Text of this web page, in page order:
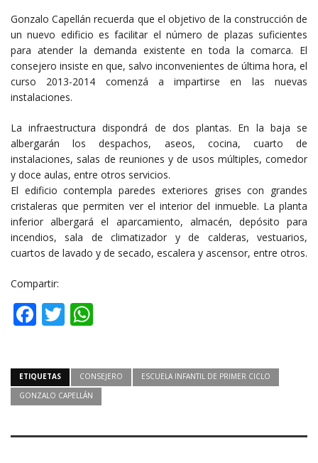
Gonzalo Capellán recuerda que el objetivo de la construcción de
un nuevo edificio es facilitar el número de plazas suficientes
para atender la demanda existente en toda la comarca. El
consejero insiste en que, salvo inconvenientes de última hora, el
curso 2013-2014 comenzá a impartirse en las nuevas
instalaciones.
La infraestructura dispondrá de dos plantas. En la baja se
albergarán los despachos, aseos, cocina, cuarto de
instalaciones, salas de reuniones y de usos múltiples, comedor
y doce aulas, entre otros servicios.
El edificio contempla paredes exteriores grises con grandes
cristaleras que permiten ver el interior del inmueble. La planta
inferior albergará el aparcamiento, almacén, depósito para
incendios, sala de climatizador y de calderas, vestuarios,
cuartos de lavado y de secado, escalera y ascensor, entre otros.
Compartir:
Facebook
Twitter
ETIQUETAS CONSEJERO
ESCUELA INFANTIL DE PRIMER CICLO
GONZALO CAPELLÁN